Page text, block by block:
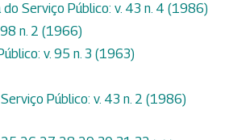
do Serviço Público: v. 43 n. 4 (1986)
n. 2 (1966)
v. 95 n. 3 (1963)
Público: v. 43 n. 2 (1986)